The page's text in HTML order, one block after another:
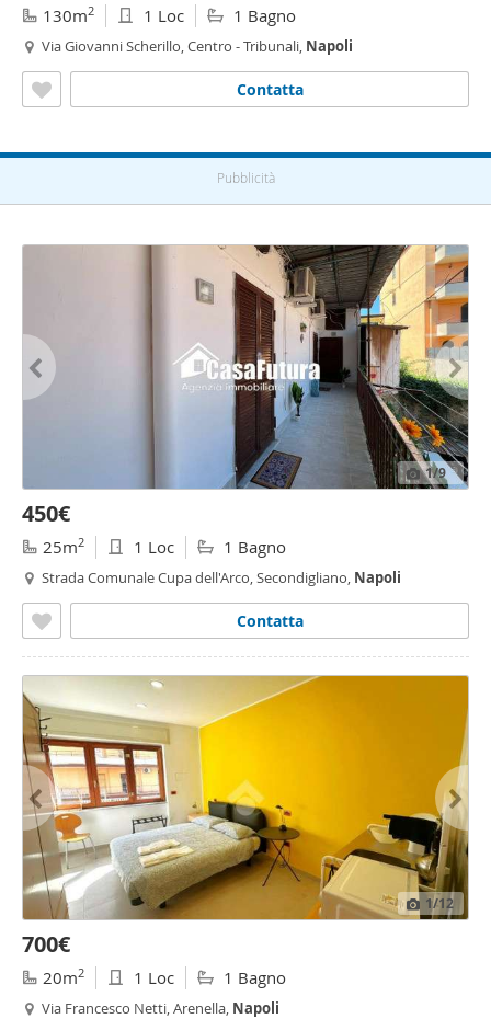
130m2 1 Loc 1 Bagno
Via Giovanni Scherillo, Centro - Tribunali, Napoli
Contatta
Pubblicità
1/9
450€
25m2 1 Loc 1 Bagno
Strada Comunale Cupa dell'Arco, Secondigliano, Napoli
Contatta
1/12
700€
20m2 1 Loc 1 Bagno
Via Francesco Netti, Arenella, Napoli